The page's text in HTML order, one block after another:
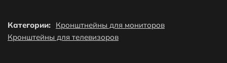
Категории: Кронштнейны для мониторов
Кронштейны для телевизоров